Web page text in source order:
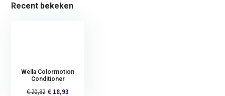
Recent bekeken
Wella Colormotion
Conditioner
€ 20,82 € 18,93